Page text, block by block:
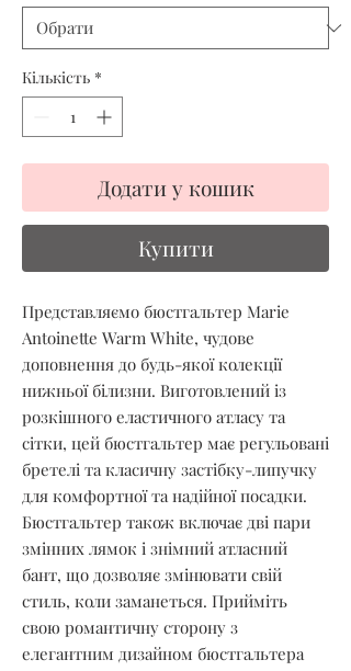
Кількість *
Додати у кошик
Купити
Представляємо бюстгальтер Marie
Antoinette Warm White, чудове
доповнення до будь-якої колекції
нижньої білизни. Виготовлений із
розкішного еластичного атласу та
сітки, цей бюстгальтер має регульовані
бретелі та класичну застібку-липучку
для комфортної та надійної посадки.
Бюстгальтер також включає дві пари
змінних лямок і знімний атласний
бант, що дозволяє змінювати свій
стиль, коли заманеться. Прийміть
свою романтичну сторону з
елегантним дизайном бюстгальтера